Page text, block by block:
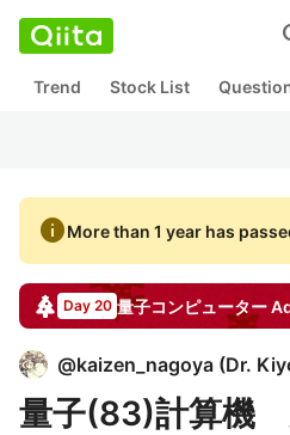
Trend Stock List
infoMore than 1 year has
Day 20 量子コンピューター
@kaizen_nagoya (Dr.
量子(83)計算機